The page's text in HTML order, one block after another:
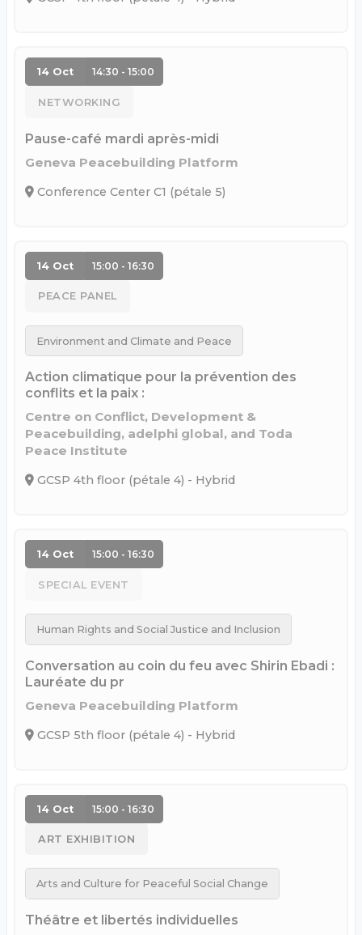
14 Oct 14:30 - 15:00
NETWORKING
Pause-café mardi après-midi
Geneva Peacebuilding Platform
Conference Center C1 (pétale 5)
14 Oct 15:00 - 16:30
PEACE PANEL
Environment and Climate and Peace
Action climatique pour la prévention des
conflits et la paix :
Centre on Conflict, Development &
Peacebuilding, adelphi global, and Toda
Peace Institute
GCSP 4th floor (pétale 4) - Hybrid
14 Oct 15:00 - 16:30
SPECIAL EVENT
Human Rights and Social Justice and Inclusion
Conversation au coin du feu avec Shirin Ebadi :
Lauréate du pr
Geneva Peacebuilding Platform
GCSP 5th floor (pétale 4) - Hybrid
14 Oct 15:00 - 16:30
ART EXHIBITION
Arts and Culture for Peaceful Social Change
Théâtre et libertés individuelles